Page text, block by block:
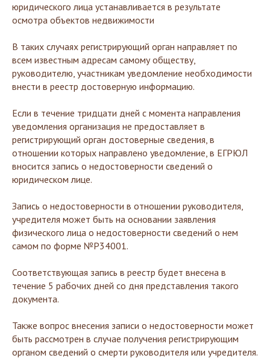
юридического лица устанавливается в результате
осмотра объектов недвижимости
В таких случаях регистрирующий орган направляет по
всем известным адресам самому обществу,
руководителю, участникам уведомление необходимости
внести в реестр достоверную информацию.
Если в течение тридцати дней с момента направления
уведомления организация не предоставляет в
регистрирующий орган достоверные сведения, в
отношении которых направлено уведомление, в ЕГРЮЛ
вносится запись о недостоверности сведений о
юридическом лице.
Запись о недостоверности в отношении руководителя,
учредителя может быть на основании заявления
физического лица о недостоверности сведений о нем
самом по форме №P34001.
Соответствующая запись в реестр будет внесена в
течение 5 рабочих дней со дня представления такого
документа.
Также вопрос внесения записи о недостоверности может
быть рассмотрен в случае получения регистрирующим
органом сведений о смерти руководителя или учредителя.